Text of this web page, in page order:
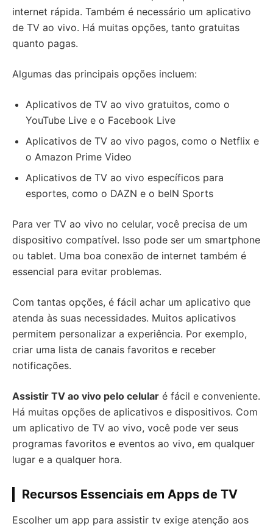
internet rápida. Também é necessário um aplicativo
de TV ao vivo. Há muitas opções, tanto gratuitas
quanto pagas.
Algumas das principais opções incluem:
Aplicativos de TV ao vivo gratuitos, como o
YouTube Live e o Facebook Live
Aplicativos de TV ao vivo pagos, como o Netflix e
o Amazon Prime Video
Aplicativos de TV ao vivo específicos para
esportes, como o DAZN e o beIN Sports
Para ver TV ao vivo no celular, você precisa de um
dispositivo compatível. Isso pode ser um smartphone
ou tablet. Uma boa conexão de internet também é
essencial para evitar problemas.
Com tantas opções, é fácil achar um aplicativo que
atenda às suas necessidades. Muitos aplicativos
permitem personalizar a experiência. Por exemplo,
criar uma lista de canais favoritos e receber
notificações.
Assistir TV ao vivo pelo celular é fácil e conveniente.
Há muitas opções de aplicativos e dispositivos. Com
um aplicativo de TV ao vivo, você pode ver seus
programas favoritos e eventos ao vivo, em qualquer
lugar e a qualquer hora.
Recursos Essenciais em Apps de TV
Escolher um app para assistir tv exige atenção aos